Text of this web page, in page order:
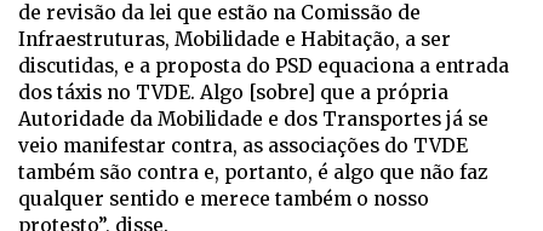
de revisão da lei que estão na Comissão de
Infraestruturas, Mobilidade e Habitação, a ser
discutidas, e a proposta do PSD equaciona a entrada
dos táxis no TVDE. Algo [sobre] que a própria
Autoridade da Mobilidade e dos Transportes já se
veio manifestar contra, as associações do TVDE
também são contra e, portanto, é algo que não faz
qualquer sentido e merece também o nosso
protesto”, disse.